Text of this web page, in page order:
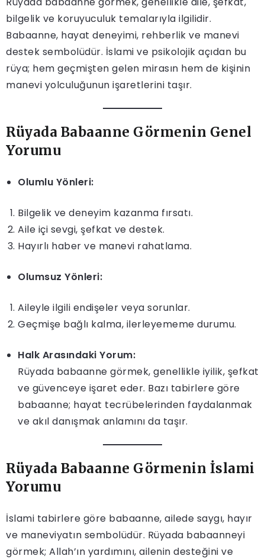
bilgelik ve koruyuculuk temalarıyla ilgilidir.
Babaanne, hayat deneyimi, rehberlik ve manevi
destek sembolüdür. İslami ve psikolojik açıdan bu
rüya; hem geçmişten gelen mirasın hem de kişinin
manevi yolculuğunun işaretlerini taşır.
Rüyada Babaanne Görmenin Genel
Yorumu
Olumlu Yönleri:
Bilgelik ve deneyim kazanma fırsatı.
Aile içi sevgi, şefkat ve destek.
Hayırlı haber ve manevi rahatlama.
Olumsuz Yönleri:
Aileyle ilgili endişeler veya sorunlar.
Geçmişe bağlı kalma, ilerleyememe durumu.
Halk Arasındaki Yorum:
Rüyada babaanne görmek, genellikle iyilik, şefkat
ve güvenceye işaret eder. Bazı tabirlere göre
babaanne; hayat tecrübelerinden faydalanmak
ve akıl danışmak anlamını da taşır.
Rüyada Babaanne Görmenin İslami
Yorumu
İslami tabirlere göre babaanne, ailede saygı, hayır
ve maneviyatın sembolüdür. Rüyada babaanneyi
görmek; Allah’ın yardımını, ailenin desteğini ve